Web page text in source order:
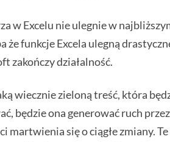
w Excelu nie ulegnie w
że funkcje Excela ulegną
zakończy działalność.
wiecznie zieloną treść, która
będzie ona generować ruch przez
martwienia się o ciągłe zmiany. Te